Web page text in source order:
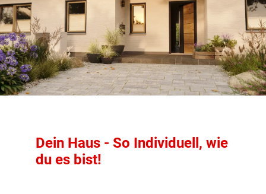
Dein Haus - So Individuell, wie
du es bist!